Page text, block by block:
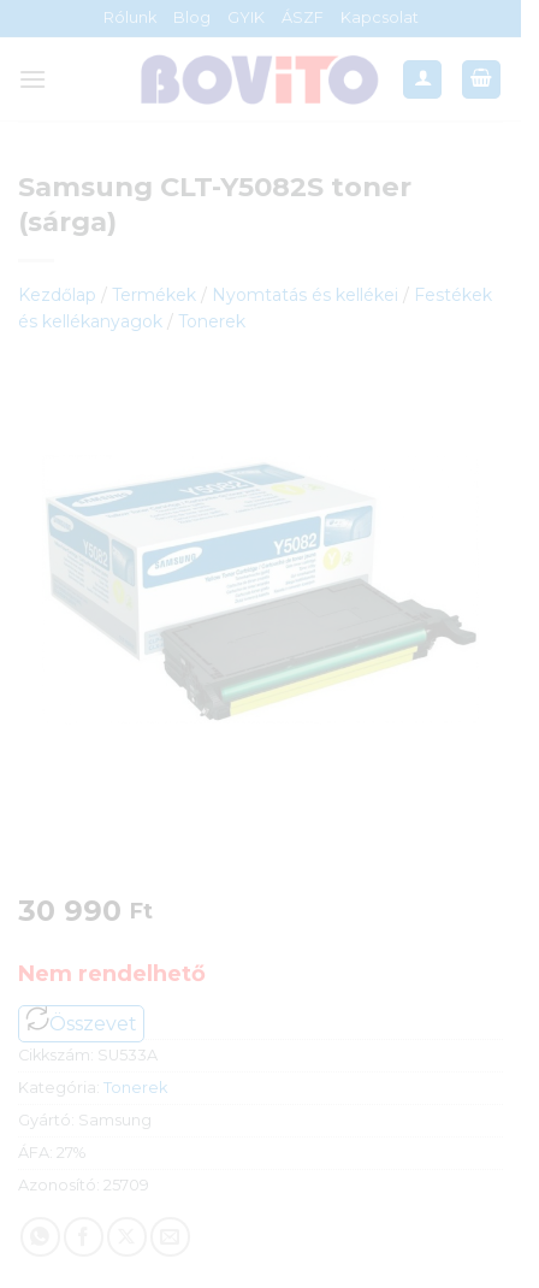
to
content
Rólunk Blog GYIK ÁSZF Kapcsolat
Samsung CLT-Y5082S toner
(sárga)
Kezdőlap / Termékek / Nyomtatás és kellékei / Festékek
és kellékanyagok / Tonerek
30 990 Ft
Nem rendelhető
Összevet
Cikkszám: SU533A
Kategória: Tonerek
Gyártó: Samsung
ÁFA: 27%
Azonosító: 25709